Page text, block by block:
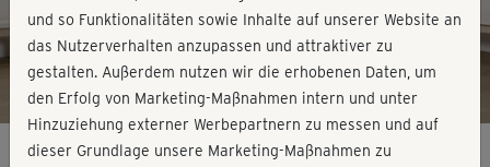
Video
und so Funktionalitäten sowie Inhalte auf unserer Website an
das Nutzerverhalten anzupassen und attraktiver zu
gestalten. Außerdem nutzen wir die erhobenen Daten, um
den Erfolg von Marketing-Maßnahmen intern und unter
Hinzuziehung externer Werbepartnern zu messen und auf
dieser Grundlage unsere Marketing-Maßnahmen zu